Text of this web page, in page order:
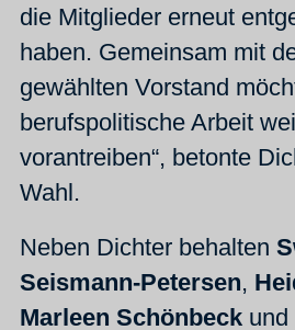
die Mitglieder erneut
haben. Gemeinsam mit
gewählten Vorstand
berufspolitische Arbeit
vorantreiben“, betonte
Wahl.
Neben Dichter behalten
Seismann-Petersen,
Marleen Schönbeck und